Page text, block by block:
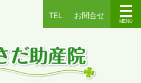
TEL お問合せ